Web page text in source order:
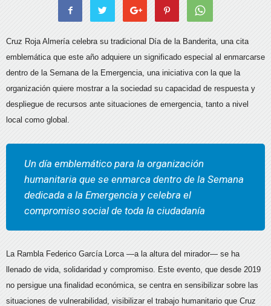
Cruz Roja Almería celebra su tradicional Día de la Banderita, una cita
emblemática que este año adquiere un significado especial al enmarcarse
dentro de la Semana de la Emergencia, una iniciativa con la que la
organización quiere mostrar a la sociedad su capacidad de respuesta y
despliegue de recursos ante situaciones de emergencia, tanto a nivel
local como global.
Un día emblemático para la organización
humanitaria que se enmarca dentro de la Semana
dedicada a la Emergencia y celebra el
compromiso social de toda la ciudadanía
La Rambla Federico García Lorca —a la altura del mirador— se ha
llenado de vida, solidaridad y compromiso. Este evento, que desde 2019
no persigue una finalidad económica, se centra en sensibilizar sobre las
situaciones de vulnerabilidad, visibilizar el trabajo humanitario que Cruz